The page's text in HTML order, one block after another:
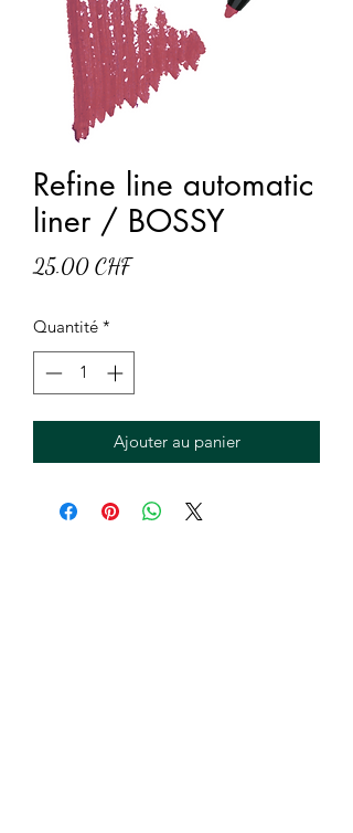
Refine line automatic
liner / BOSSY
25.00 CHFPrix
Quantité *
Ajouter au panier